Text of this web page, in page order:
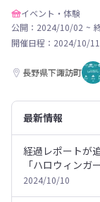
イベント・体験
公開：2024/10/02 ~
開催日程： 2024/10/11
長野県下諏訪町
最新情報
経過レポートが
「ハロウィンガ
2024/10/10